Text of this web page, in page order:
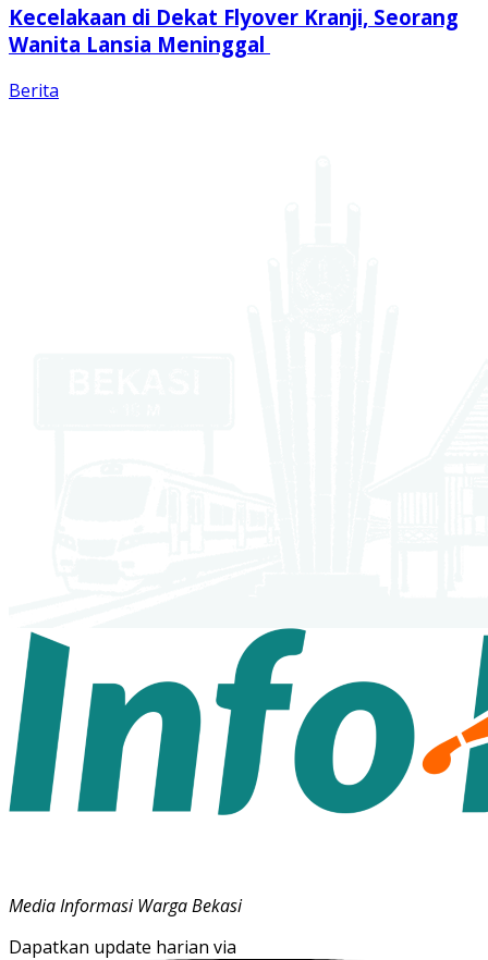
Kecelakaan di Dekat Flyover Kranji, Seorang
Wanita Lansia Meninggal
Berita
Media Informasi Warga Bekasi
Dapatkan update harian via